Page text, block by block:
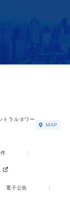
トラルタワー
MAP
電子公告